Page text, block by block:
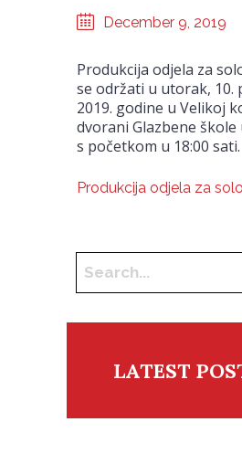
December 9, 2019
Produkcija odjela za
se održati u utorak, 10.
2019. godine u Velikoj
dvorani Glazbene škole
s početkom u 18:00 sati.
Produkcija odjela za
LATEST